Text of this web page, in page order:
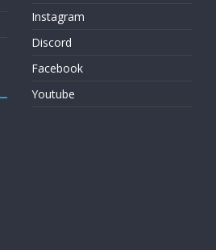
Instagram
Discord
Facebook
Youtube